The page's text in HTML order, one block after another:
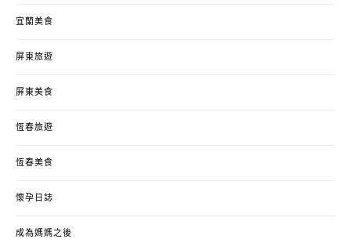
宜蘭美食
屏東旅遊
屏東美食
恆春旅遊
恆春美食
懷孕日誌
成為媽媽之後